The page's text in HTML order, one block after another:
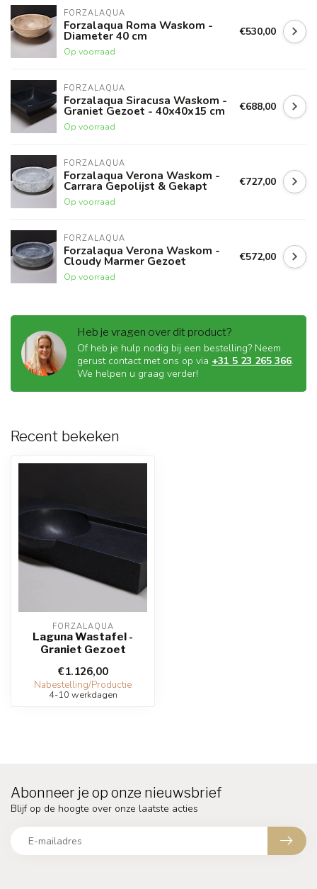
FORZALAQUA
Forzalaqua Roma Waskom -
Diameter 40 cm
Op voorraad
€530,00
FORZALAQUA
Forzalaqua Siracusa Waskom -
Graniet Gezoet - 40x40x15 cm
Op voorraad
€688,00
FORZALAQUA
Forzalaqua Verona Waskom -
Carrara Gepolijst & Gekapt
Op voorraad
€727,00
FORZALAQUA
Forzalaqua Verona Waskom -
Cloudy Marmer Gezoet
Op voorraad
€572,00
Heb je vragen over dit product?
Of heb je hulp nodig bij een bestelling? Neem
gerust contact met ons op via +31 5 23 265 366.
We helpen u graag verder!
Recent bekeken
FORZALAQUA
Laguna Wastafel -
Graniet Gezoet
€1.126,00
Nabestelling/Productie
4-10 werkdagen
Abonneer je op onze nieuwsbrief
Blijf op de hoogte over onze laatste acties